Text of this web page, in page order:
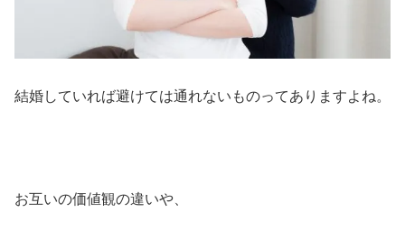
結婚していれば避けては通れないものってありますよね。
お互いの価値観の違いや、